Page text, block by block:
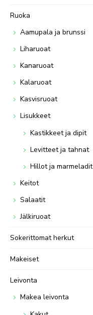
Ruoka
Aamupala ja brunssi
Liharuoat
Kanaruoat
Kalaruoat
Kasvisruoat
Lisukkeet
Kastikkeet ja dipit
Levitteet ja tahnat
Hillot ja marmeladit
Keitot
Salaatit
Jälkiruoat
Sokerittomat herkut
Makeiset
Leivonta
Makea leivonta